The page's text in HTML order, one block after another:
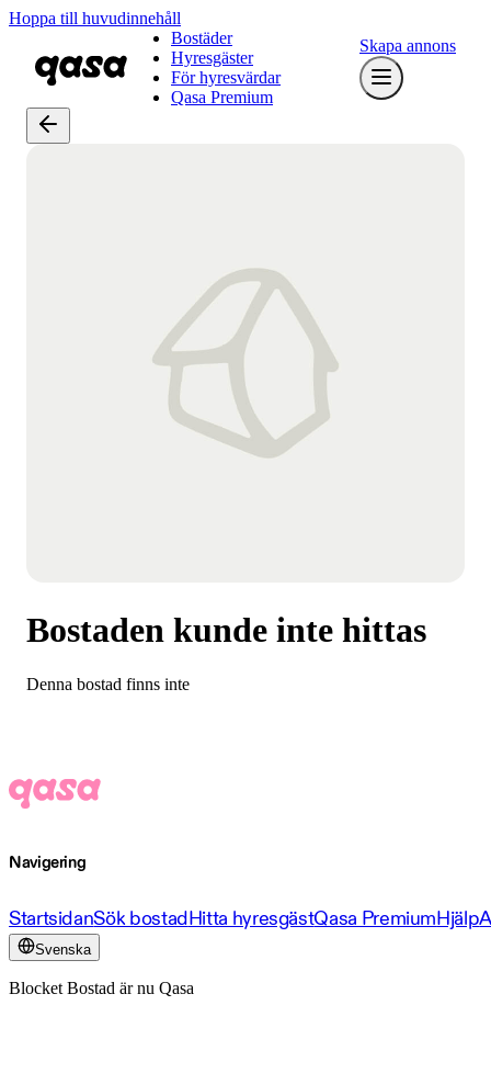
Hoppa till huvudinnehåll
Bostäder
Hyresgäster
För hyresvärdar
Qasa Premium
Skapa annons
Bostaden kunde inte hittas
Denna bostad finns inte
Navigering
StartsidanSök bostadHitta hyresgästQasa PremiumHjälp
Svenska
Blocket Bostad är nu Qasa